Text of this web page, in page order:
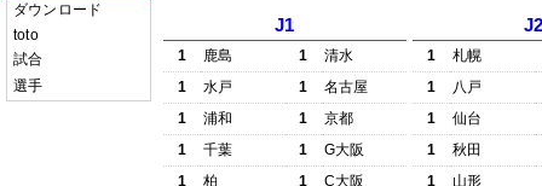
ダウンロード
toto
試合
選手
J1
1 鹿島 1
清水
1
水戸 1
名古屋
1
浦和 1
京都
1
千葉 1
G大阪
1
柏 1
C大阪
1
札幌
1
八戸
1
仙台
1
秋田
1
山形